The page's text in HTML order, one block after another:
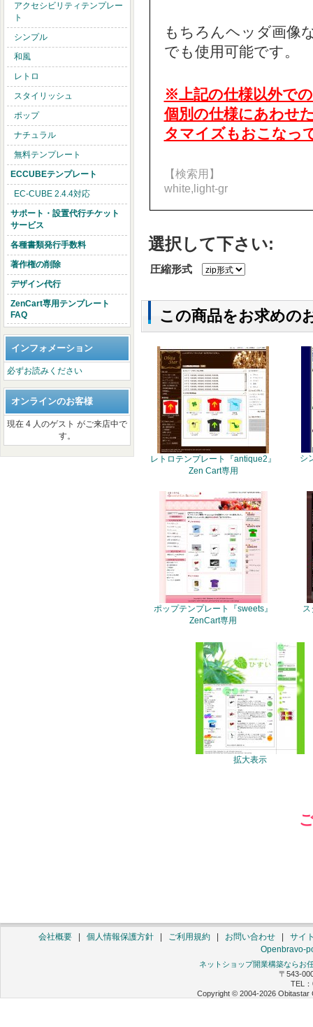
アクセシビリティテンプレー
ト
シンプル
和風
レトロ
スタイリッシュ
ポップ
ナチュラル
無料テンプレート
ECCUBEテンプレート
EC-CUBE 2.4.4対応
サポート・設置代行チケット
サービス
各種書類発行手数料
著作権の削除
デザイン代行
ZenCart専用テンプレート
FAQ
インフォメーション
必ずお読みください
オンラインのお客様
現在 4 人のゲスト がご来店中で
す。
拡大表示
もちろんヘッダ画像
でも使用可能です。
※上記の仕様以外で
個別の仕様にあわせ
タマイズもおこなっ
【検索用】
white,light-gr
選択して下さい:
圧縮形式
この商品をお求めの
レトロテンプレート『antique2』
Zen Cart専用
シ
ポップテンプレート『sweets』
ZenCart専用
会社概要 個人情報保護方針 ご利用規約 お問い合わせ
サイ
Openbravo-
ネットショップ開業構築ならお
〒543-
TEL
Copyright © 2004-2026